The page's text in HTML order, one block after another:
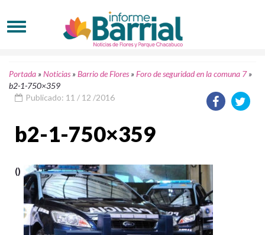
Portada »Noticias »Barrio de Flores »Foro de seguridad en la comuna 7»
b2-1-750×359
Publicado: 11 / 12 /2016
b2-1-750×359
()